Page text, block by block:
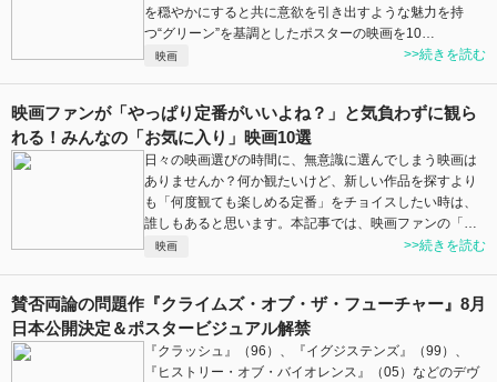
を穏やかにすると共に意欲を引き出すような魅力を持
つ“グリーン”を基調としたポスターの映画を10…
映画 >>続きを読む
映画ファンが「やっぱり定番がいいよね？」と気負わずに観ら
れる！みんなの「お気に入り」映画10選
日々の映画選びの時間に、無意識に選んでしまう映画は
ありませんか？何か観たいけど、新しい作品を探すより
も「何度観ても楽しめる定番」をチョイスしたい時は、
誰しもあると思います。本記事では、映画ファンの「…
映画 >>続きを読む
賛否両論の問題作『クライムズ・オブ・ザ・フューチャー』8月
日本公開決定＆ポスタービジュアル解禁
『クラッシュ』（96）、『イグジステンズ』（99）、
『ヒストリー・オブ・バイオレンス』（05）などのデヴ